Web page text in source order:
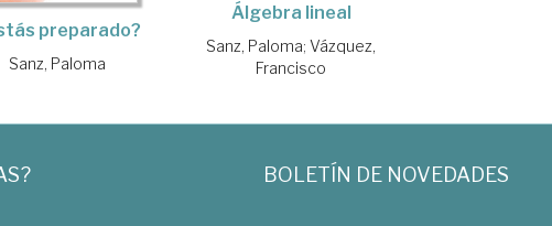
preparado?
Sanz, Paloma
Álgebra lineal
Sanz, Paloma;Vázquez,
Francisco
BOLETÍN DE NOVEDADES